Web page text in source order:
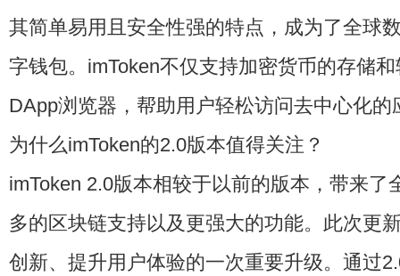
其简单易用且安全性强的特点，成为了全球
字钱包。imToken不仅支持加密货币的存储
DApp浏览器，帮助用户轻松访问去中心化的
为什么imToken的2.0版本值得关注？
imToken 2.0版本相较于以前的版本，带来了
多的区块链支持以及更强大的功能。此次更
创新、提升用户体验的一次重要升级。通过